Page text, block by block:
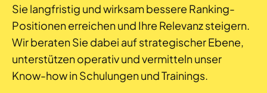
Sie langfristig und wirksam bessere Ranking-
Positionen erreichen und Ihre Relevanz steigern.
Wir beraten Sie dabei auf strategischer Ebene,
unterstützen operativ und vermitteln unser
Know-how in Schulungen und Trainings.